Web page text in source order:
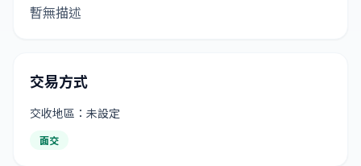
暫無描述
交易方式
交收地區：未設定
面交